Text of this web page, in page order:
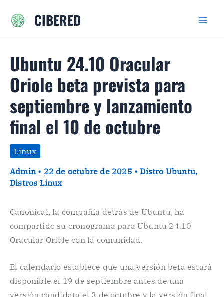
CIBERED
Ubuntu 24.10 Oracular
Oriole beta prevista para
septiembre y lanzamiento
final el 10 de octubre
Linux
Admin • 22 de octubre de 2025 •Distro Ubuntu,
Distros Linux
Canonical, la compañía detrás de Ubuntu, ha
compartido su cronograma para Ubuntu 24.10
Oracular Oriole con la comunidad.
El calendario establece que una versión beta estará
disponible el 19 de septiembre antes de una
versión candidata el 3 de octubre y la versión final